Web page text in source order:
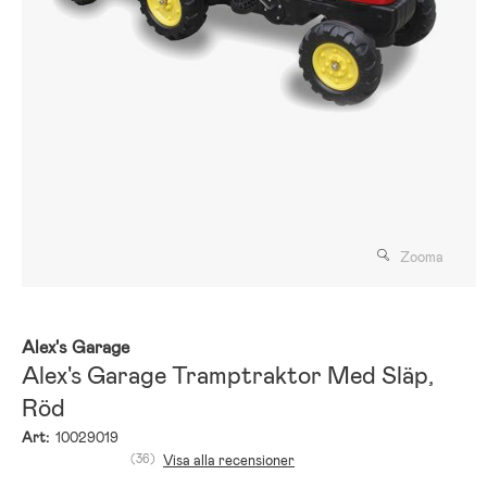
Zooma
Alex's Garage
Alex's Garage Tramptraktor Med Släp,
Röd
Art: 10029019
(36) Visa alla recensioner